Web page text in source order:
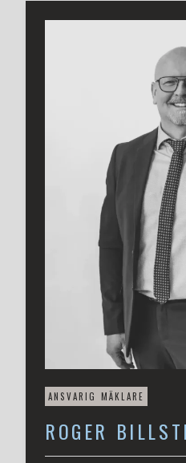
2005.
Samtidigt finns flexibilitet för
möjligheter. Fastigheten
exempelvis lagerverksamhet,
verksamhet där ett
Det här är en fastighet med
kännedom och potential –
OBS! Det är fastigheten som
ANSVARIG MÄKLARE
ROGER